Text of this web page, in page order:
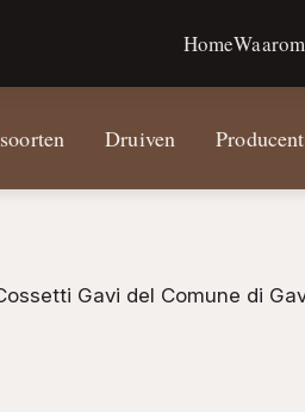
Home
Druiven
Gavi del Comune di